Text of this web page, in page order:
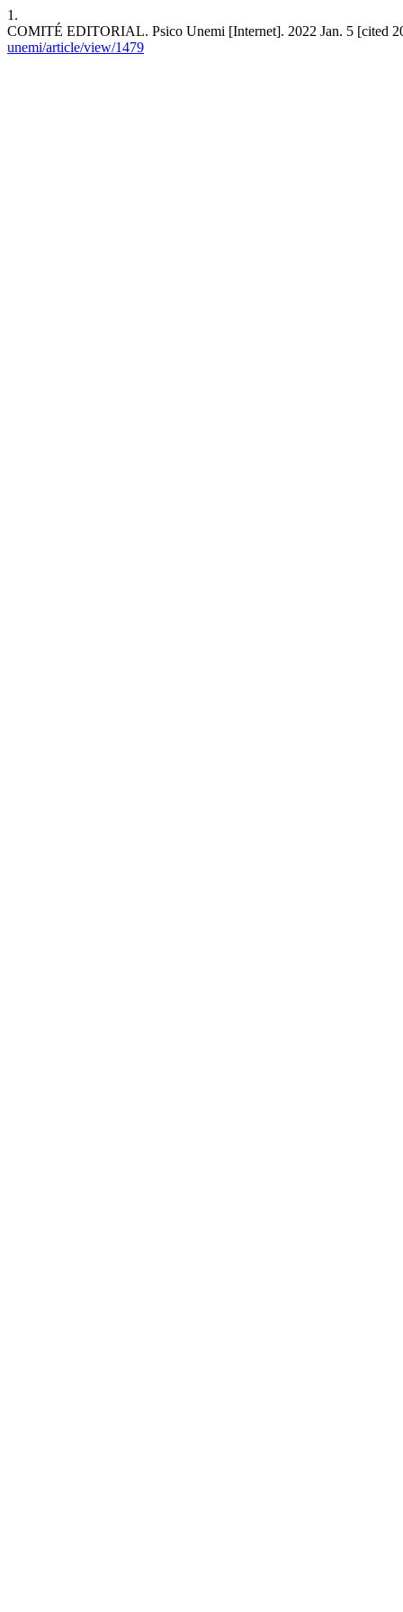
1.
COMITÉ EDITORIAL. Psico Unemi [Internet]. 2022 Jan. 5 [cited
unemi/article/view/1479